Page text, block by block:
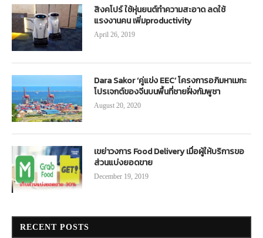
สิงคโปร์ ใช้หุ่นยนต์ทำความสะอาด ลดใช้
แรงงานคน เพิ่มproductivity
April 26, 2019
Dara Sakor ‘คู่แข่ง EEC’ โครงการอภิมหาเมกะ
โปรเจกต์ของจีนบนพื้นที่ชายฝั่งกัมพูชา
August 20, 2020
เขย่าวงการ Food Delivery เมื่อผู้ให้บริการขอ
ส่วนแบ่งยอดขาย
December 19, 2019
RECENT POSTS